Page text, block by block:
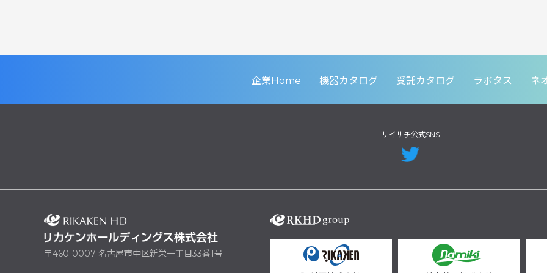
企業Home 機器カタログ 受託カタログ ラボタス ネ
サイサチ公式SNS
〒460-0007 名古屋市中区新栄一丁目33番1号